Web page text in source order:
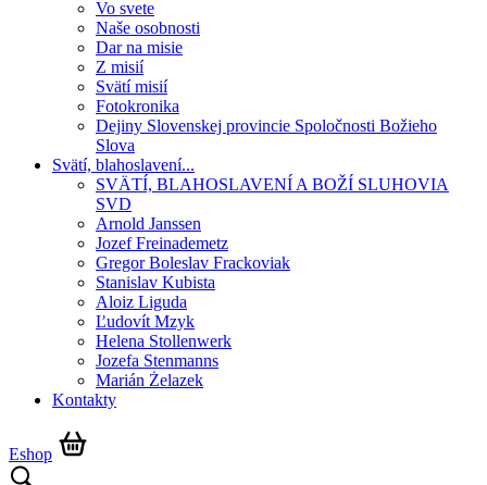
Vo svete
Naše osobnosti
Dar na misie
Z misií
Svätí misií
Fotokronika
Dejiny Slovenskej provincie Spoločnosti Božieho
Slova
Svätí, blahoslavení...
SVÄTÍ, BLAHOSLAVENÍ A BOŽÍ SLUHOVIA
SVD
Arnold Janssen
Jozef Freinademetz
Gregor Boleslav Frackoviak
Stanislav Kubista
Aloiz Liguda
Ľudovít Mzyk
Helena Stollenwerk
Jozefa Stenmanns
Marián Żelazek
Kontakty
Eshop